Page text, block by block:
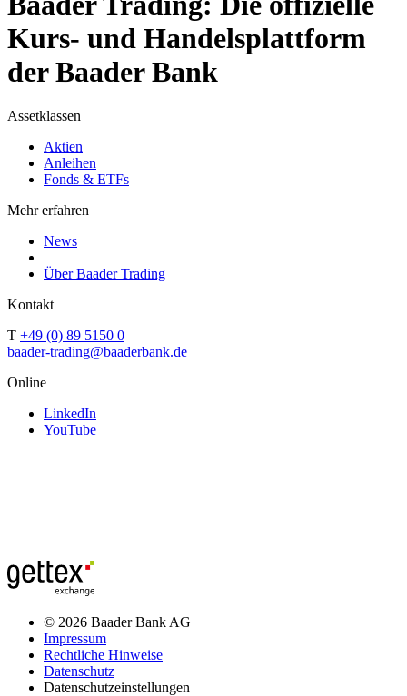
Kurs- und Handelsplattform
der Baader Bank
Assetklassen
Aktien
Anleihen
Fonds & ETFs
Mehr erfahren
News
Über Baader Trading
Kontakt
T +49 (0) 89 5150 0
baader-trading@baaderbank.de
Online
LinkedIn
YouTube
© 2026 Baader Bank AG
Impressum
Rechtliche Hinweise
Datenschutz
Datenschutzeinstellungen